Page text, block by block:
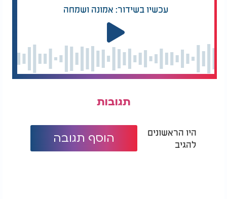
עכשיו בשידור: אמונה ושמחה
תגובות
היו הראשונים
להגיב
הוסף תגובה